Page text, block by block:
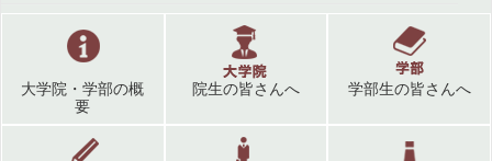
大学院・学部の概
要
院生の皆さんへ 学部生の皆さんへ